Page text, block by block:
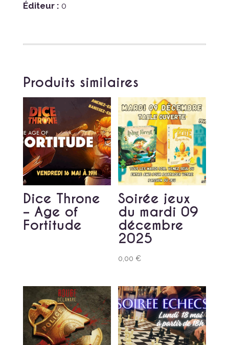
Éditeur : 0
Produits similaires
Dice Throne
– Age of
Fortitude
Soirée jeux
du mardi 09
décembre
2025
0,00€